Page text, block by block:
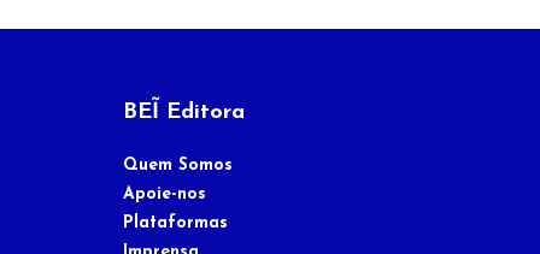
BEĨ Editora
Quem Somos
Apoie-nos
Plataformas